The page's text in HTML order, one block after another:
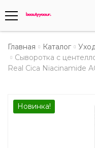
Телефоны
+375 (29) 8405655
+375 (29) 5487677
Контактный номер для
Главная Каталог
Сыворотка с
Real Cica Niacinamide
Новинка!